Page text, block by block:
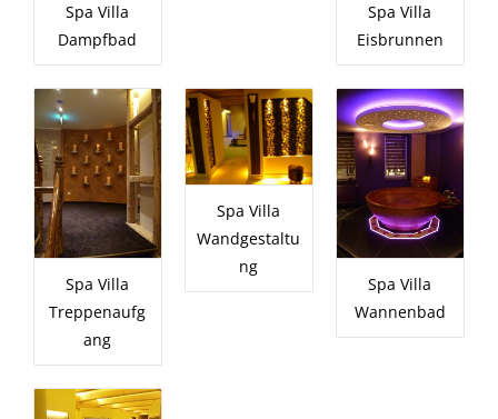
Spa Villa
Dampfbad
Spa Villa
Eisbrunnen
Spa Villa
Treppenaufg
ang
Spa Villa
Wandgestaltu
ng
Spa Villa
Wannenbad